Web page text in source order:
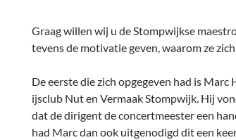
Graag willen wij u de Stompwijkse
tevens de motivatie geven, waarom ze
De eerste die zich opgegeven had is
ijsclub Nut en Vermaak Stompwijk. Hij
dat de dirigent de concertmeester een
had Marc dan ook uitgenodigd dit een